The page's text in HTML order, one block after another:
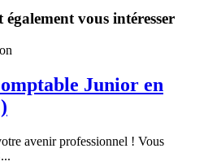
vous intéresser
Junior en
avenir professionnel ! Vous